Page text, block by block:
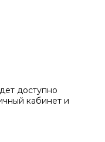
доступно
кабинет и